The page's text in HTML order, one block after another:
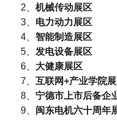
2、 机械传动展区
3、 电力动力展区
4、 智能制造展区
5、 发电设备展区
6、 大健康展区
7、 互联网+产业学院
8、 宁德市上市后备企
9、 闽东电机六十周年